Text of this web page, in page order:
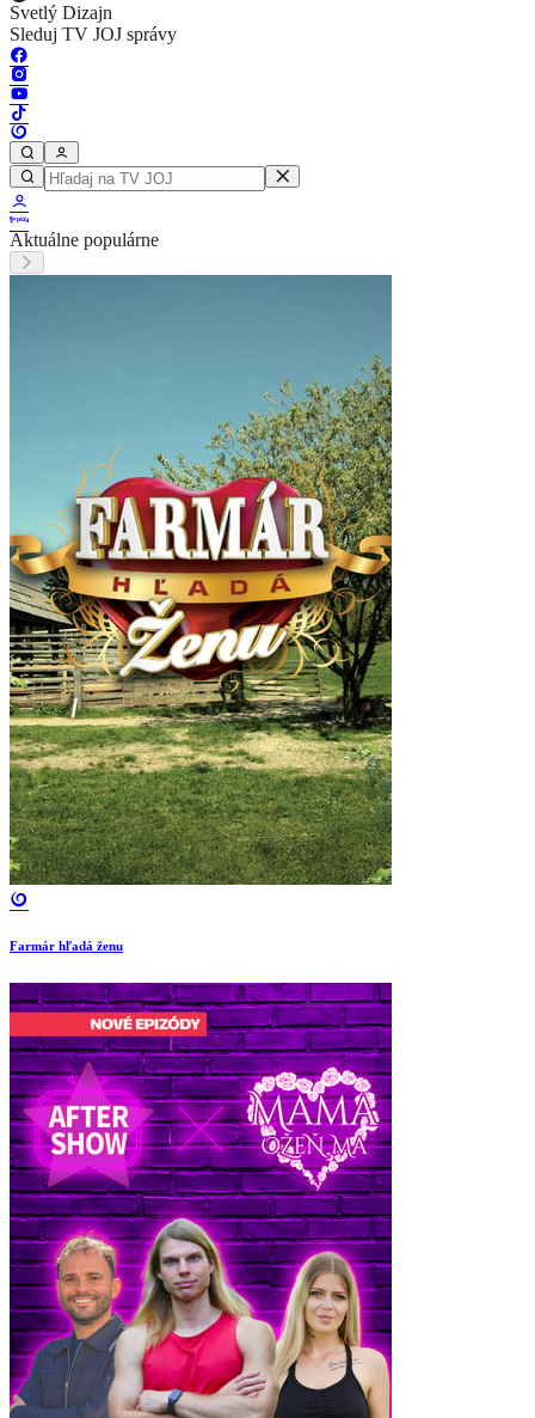
Svetlý Dizajn
Sleduj TV JOJ správy
Aktuálne populárne
Farmár hľadá ženu